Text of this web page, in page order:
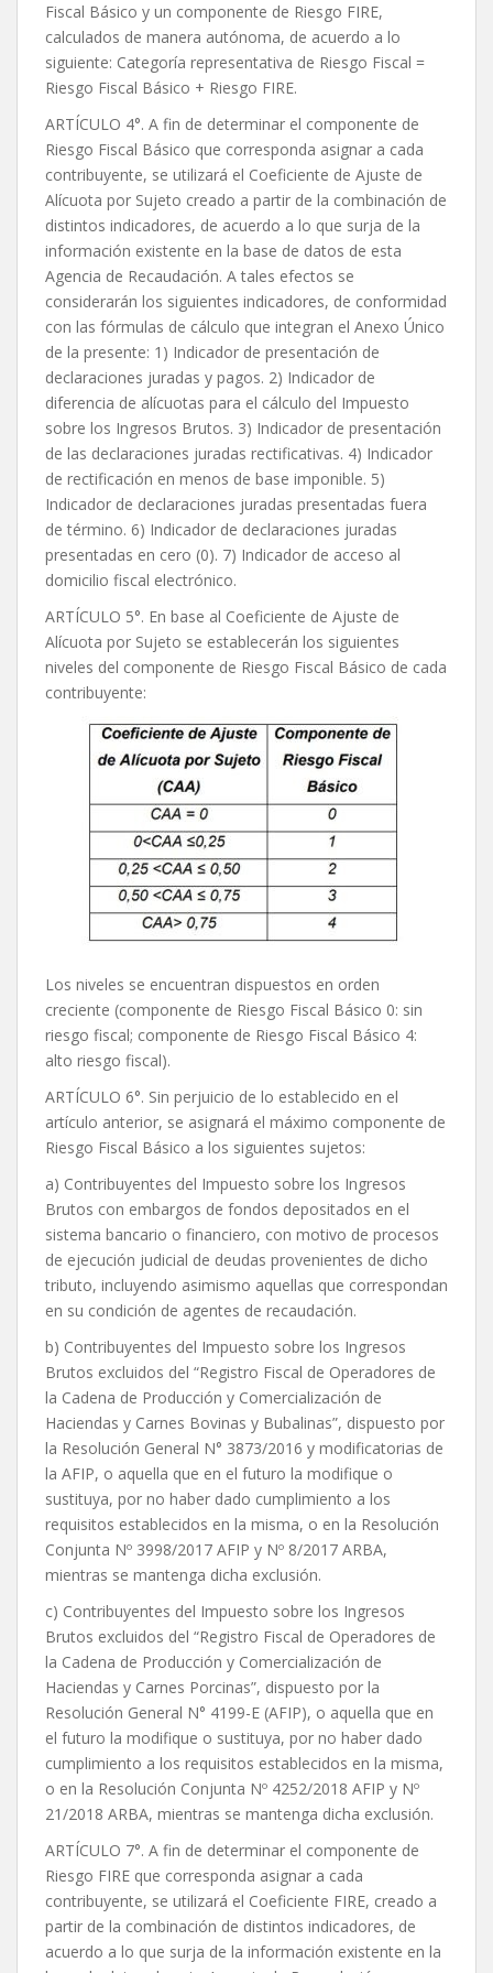
Fiscal Básico y un componente de Riesgo FIRE,
calculados de manera autónoma, de acuerdo a lo
siguiente: Categoría representativa de Riesgo Fiscal =
Riesgo Fiscal Básico + Riesgo FIRE.
ARTÍCULO 4°. A fin de determinar el componente de
Riesgo Fiscal Básico que corresponda asignar a cada
contribuyente, se utilizará el Coeficiente de Ajuste de
Alícuota por Sujeto creado a partir de la combinación de
distintos indicadores, de acuerdo a lo que surja de la
información existente en la base de datos de esta
Agencia de Recaudación. A tales efectos se
considerarán los siguientes indicadores, de conformidad
con las fórmulas de cálculo que integran el Anexo Único
de la presente: 1) Indicador de presentación de
declaraciones juradas y pagos. 2) Indicador de
diferencia de alícuotas para el cálculo del Impuesto
sobre los Ingresos Brutos. 3) Indicador de presentación
de las declaraciones juradas rectificativas. 4) Indicador
de rectificación en menos de base imponible. 5)
Indicador de declaraciones juradas presentadas fuera
de término. 6) Indicador de declaraciones juradas
presentadas en cero (0). 7) Indicador de acceso al
domicilio fiscal electrónico.
ARTÍCULO 5°. En base al Coeficiente de Ajuste de
Alícuota por Sujeto se establecerán los siguientes
niveles del componente de Riesgo Fiscal Básico de cada
contribuyente:
Los niveles se encuentran dispuestos en orden
creciente (componente de Riesgo Fiscal Básico 0: sin
riesgo fiscal; componente de Riesgo Fiscal Básico 4:
alto riesgo fiscal).
ARTÍCULO 6°. Sin perjuicio de lo establecido en el
artículo anterior, se asignará el máximo componente de
Riesgo Fiscal Básico a los siguientes sujetos:
a) Contribuyentes del Impuesto sobre los Ingresos
Brutos con embargos de fondos depositados en el
sistema bancario o financiero, con motivo de procesos
de ejecución judicial de deudas provenientes de dicho
tributo, incluyendo asimismo aquellas que correspondan
en su condición de agentes de recaudación.
b) Contribuyentes del Impuesto sobre los Ingresos
Brutos excluidos del “Registro Fiscal de Operadores de
la Cadena de Producción y Comercialización de
Haciendas y Carnes Bovinas y Bubalinas”, dispuesto por
la Resolución General N° 3873/2016 y modificatorias de
la AFIP, o aquella que en el futuro la modifique o
sustituya, por no haber dado cumplimiento a los
requisitos establecidos en la misma, o en la Resolución
Conjunta Nº 3998/2017 AFIP y Nº 8/2017 ARBA,
mientras se mantenga dicha exclusión.
c) Contribuyentes del Impuesto sobre los Ingresos
Brutos excluidos del “Registro Fiscal de Operadores de
la Cadena de Producción y Comercialización de
Haciendas y Carnes Porcinas”, dispuesto por la
Resolución General N° 4199-E (AFIP), o aquella que en
el futuro la modifique o sustituya, por no haber dado
cumplimiento a los requisitos establecidos en la misma,
o en la Resolución Conjunta Nº 4252/2018 AFIP y Nº
21/2018 ARBA, mientras se mantenga dicha exclusión.
ARTÍCULO 7°. A fin de determinar el componente de
Riesgo FIRE que corresponda asignar a cada
contribuyente, se utilizará el Coeficiente FIRE, creado a
partir de la combinación de distintos indicadores, de
acuerdo a lo que surja de la información existente en la